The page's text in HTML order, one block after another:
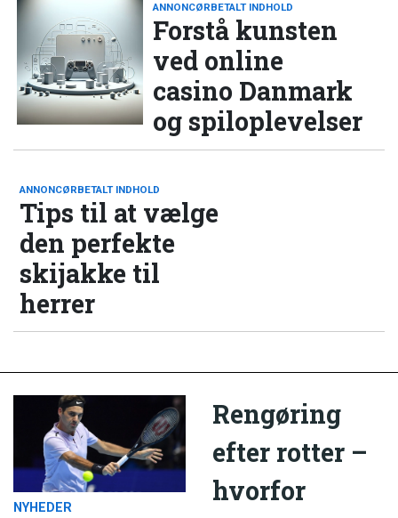
ANNONCØRBETALT INDHOLD
Forstå kunsten
ved online
casino Danmark
og spiloplevelser
ANNONCØRBETALT INDHOLD
Tips til at vælge
den perfekte
skijakke til
herrer
NYHEDER
Rengøring
efter rotter –
hvorfor